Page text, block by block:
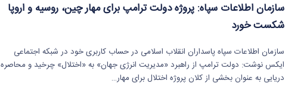
سازمان اطلاعات سپاه: پروژه دولت ترامپ برای مهار چین، روسیه و اروپا
شکست خورد
سازمان اطلاعات سپاه پاسداران انقلاب اسلامی در حساب کاربری خود در شبکه اجتماعی
ایکس نوشت: دولت ترامپ از راهبرد «مدیریت انرژی جهان» به «اختلال» چرخید و محاصره
دریایی به عنوان بخشی از کلان پروژه اختلال برای مهار…